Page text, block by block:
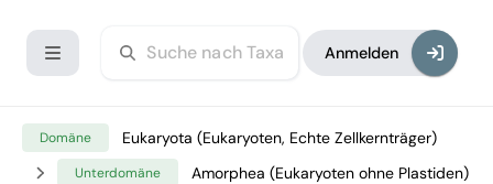
Anmelden
Domäne Eukaryota (Eukaryoten, Echte Zellkernträger)
Unterdomäne Amorphea (Eukaryoten ohne Plastiden)